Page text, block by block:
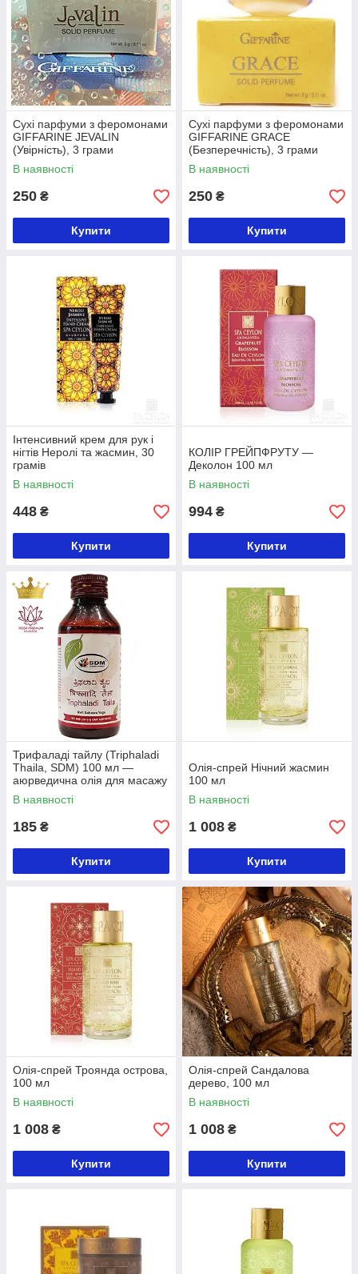
Сухі парфуми з феромонами
GIFFARINE JEVALIN
(Увірність), 3 грами
В наявності
250 ₴
Купити
Сухі парфуми з феромонами
GIFFARINE GRACE
(Безперечність), 3 грами
В наявності
250 ₴
Купити
Інтенсивний крем для рук і
нігтів Неролі та жасмин, 30
грамів
В наявності
448 ₴
Купити
КОЛІР ГРЕЙПФРУТУ —
Деколон 100 мл
В наявності
994 ₴
Купити
Трифаладі тайлу (Triphaladi
Thaila, SDM) 100 мл —
аюрведична олія для масажу
В наявності
185 ₴
Купити
Олія-спрей Нічний жасмин
100 мл
В наявності
1 008 ₴
Купити
Олія-спрей Троянда острова,
100 мл
В наявності
1 008 ₴
Купити
Олія-спрей Сандалова
дерево, 100 мл
В наявності
1 008 ₴
Купити